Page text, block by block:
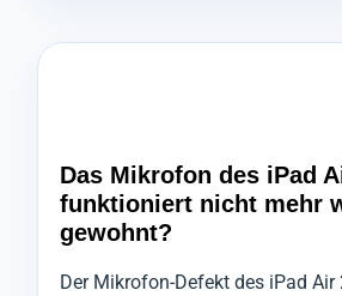
Das Mikrofon des iPad
funktioniert nicht mehr
gewohnt?
Der Mikrofon-Defekt des iPad Air